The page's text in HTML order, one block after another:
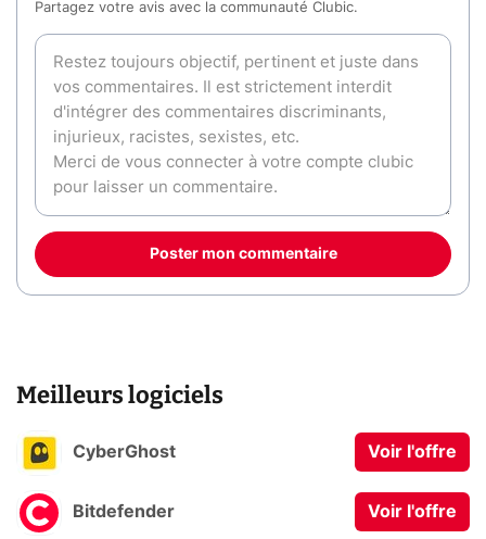
Partagez votre avis avec la communauté Clubic.
Poster mon commentaire
Meilleurs logiciels
CyberGhost Voir l'offre
Bitdefender Voir l'offre